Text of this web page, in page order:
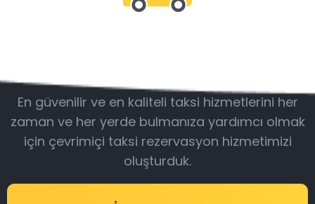
En güvenilir ve en kaliteli taksi hizmetlerini her
zaman ve her yerde bulmanıza yardımcı olmak
için çevrimiçi taksi rezervasyon hizmetimizi
oluşturduk.